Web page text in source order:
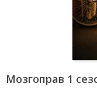
Мозгоправ 1